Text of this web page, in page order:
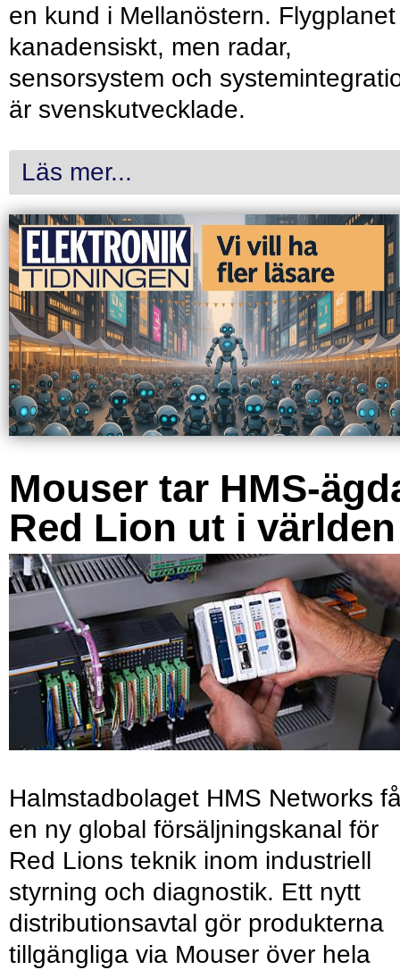
en kund i Mellanöstern.
kanadensiskt, men radar,
sensorsystem och
är svenskutvecklade.
Läs mer...
Mouser tar HMS-
Red Lion ut i världen
Halmstadbolaget HMS Networks
en ny global försäljningskanal för
Red Lions teknik inom industriell
styrning och diagnostik. Ett nytt
distributionsavtal gör produkterna
tillgängliga via Mouser över hela